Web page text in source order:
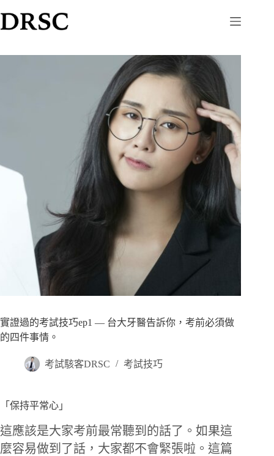
實證過的考試技巧ep1 — 台大牙醫告訴你，考前必須做
的四件事情。
考試駭客DRSC 考試技巧
「保持平常心」
這應該是大家考前最常聽到的話了。如果這
麼容易做到了話，大家都不會緊張啦。這篇